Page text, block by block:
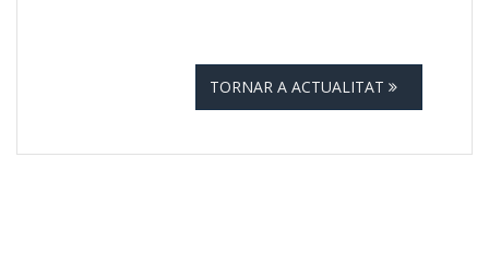
TORNAR A ACTUALITAT